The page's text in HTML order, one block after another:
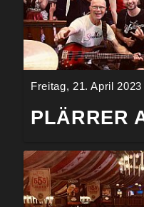
Freitag, 21. April 2023
PLÄRRER